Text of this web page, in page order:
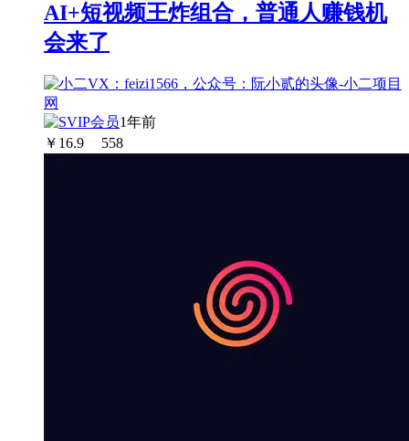
AI+短视频王炸组合，普通人赚钱机
会来了
1年前
￥ 16.9 558